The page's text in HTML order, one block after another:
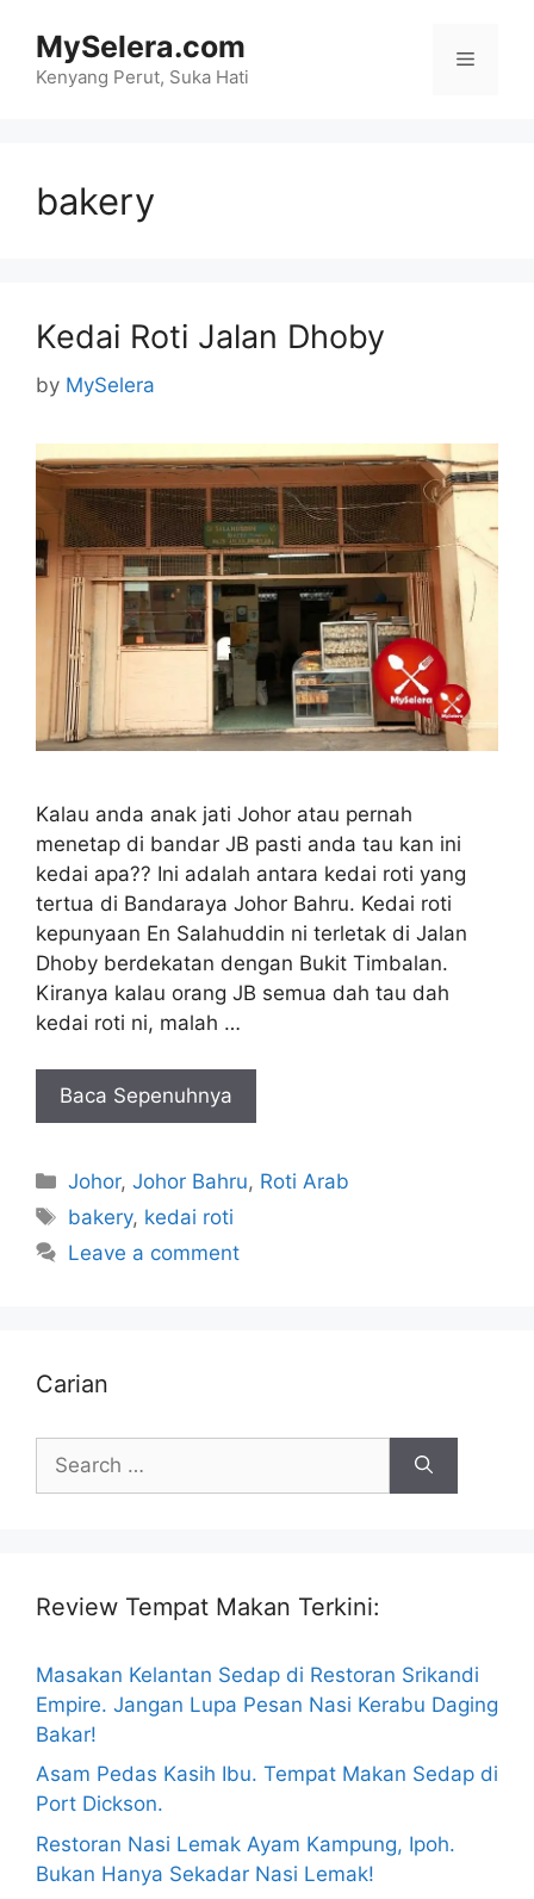
content
MySelera.com
Kenyang Perut, Suka Hati
Menu
bakery
Kedai Roti Jalan Dhoby
by MySelera
Kalau anda anak jati Johor atau pernah
menetap di bandar JB pasti anda tau kan ini
kedai apa?? Ini adalah antara kedai roti yang
tertua di Bandaraya Johor Bahru. Kedai roti
kepunyaan En Salahuddin ni terletak di Jalan
Dhoby berdekatan dengan Bukit Timbalan.
Kiranya kalau orang JB semua dah tau dah
kedai roti ni, malah …
Baca Sepenuhnya
Categories
Johor,Johor Bahru, Roti Arab
Tags
bakery, kedai roti
Leave a comment
Carian
for:
Review Tempat Makan Terkini:
Masakan Kelantan Sedap di Restoran Srikandi
Empire. Jangan Lupa Pesan Nasi Kerabu Daging
Bakar!
Asam Pedas Kasih Ibu. Tempat Makan Sedap di
Port Dickson.
Restoran Nasi Lemak Ayam Kampung, Ipoh.
Bukan Hanya Sekadar Nasi Lemak!